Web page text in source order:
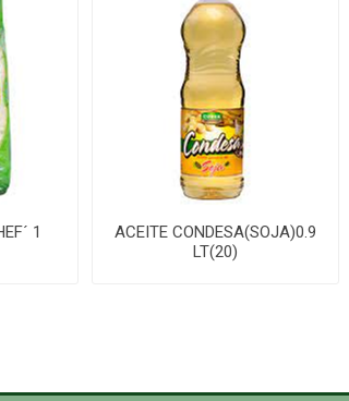
1
ACEITE CONDESA(SOJA)0.9
LT(20)